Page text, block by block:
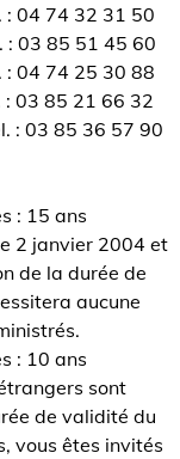
32 31 50
51 45 60
30 88
21 66 32
85 36 57 90
: 15 ans
2 janvier 2004 et
de la durée de
aucune
: 10 ans
sont
de validité du
vous êtes invités